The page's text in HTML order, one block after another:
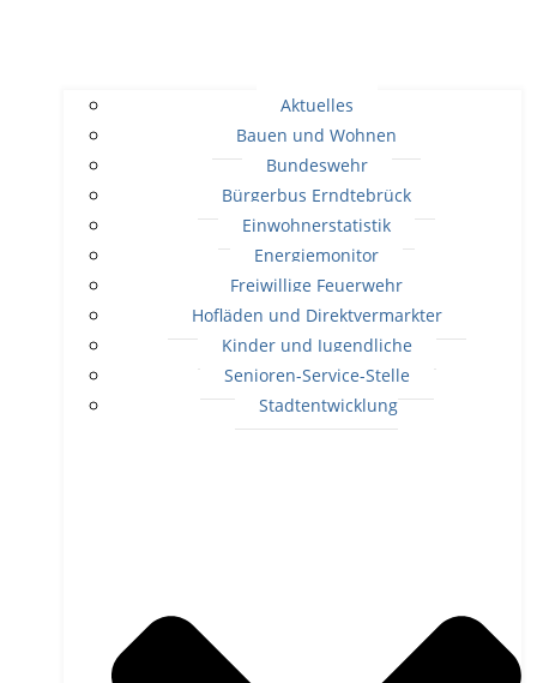
Aktuelles
Bauen und Wohnen
Bundeswehr
Bürgerbus Erndtebrück
Einwohnerstatistik
Energiemonitor
Freiwillige Feuerwehr
Hofläden und Direktvermarkter
Kinder und Jugendliche
Senioren-Service-Stelle
Stadtentwicklung